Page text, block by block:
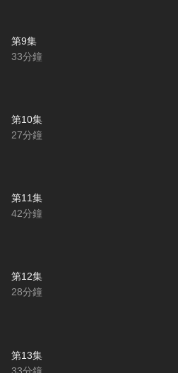
第9集
33分鐘
第10集
27分鐘
第11集
42分鐘
第12集
28分鐘
第13集
33分鐘